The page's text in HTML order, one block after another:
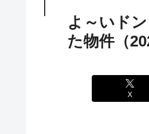
よ～いド
た物件（
X